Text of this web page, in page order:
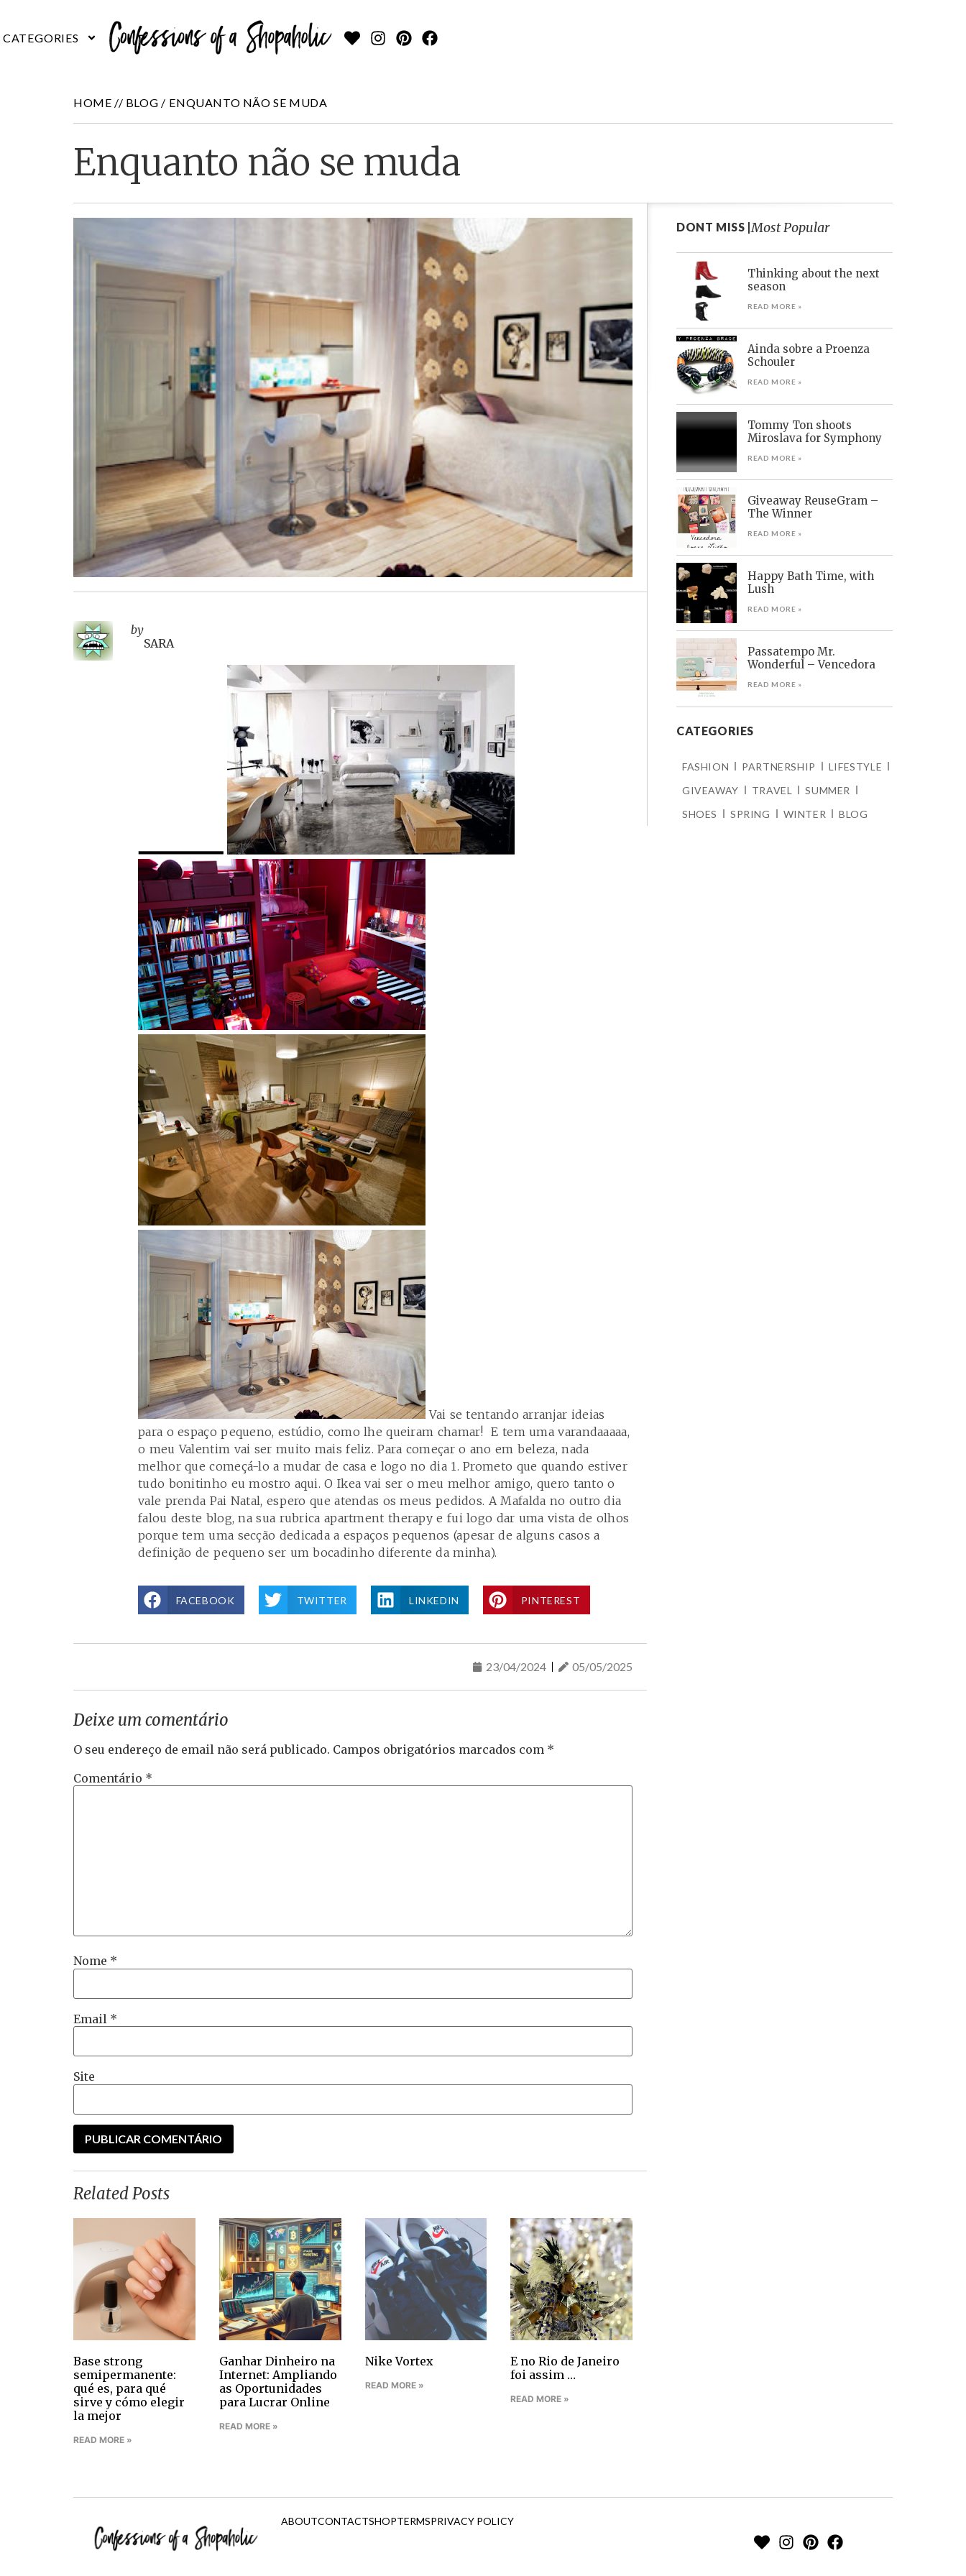
HOME // BLOG / ENQUANTO NÃO SE MUDA
Enquanto não se muda
by
SARA
Vai se tentando arranjar ideias
para o espaço pequeno, estúdio, como lhe queiram chamar! E tem uma varandaaaaa,
o meu Valentim vai ser muito mais feliz. Para começar o ano em beleza, nada
melhor que começá-lo a mudar de casa e logo no dia 1. Prometo que quando estiver
tudo bonitinho eu mostro aqui. O Ikea vai ser o meu melhor amigo, quero tanto o
vale prenda Pai Natal, espero que atendas os meus pedidos. AMafalda no outro dia
falou deste blog, na sua rubrica apartment therapy e fui logo dar uma vista de olhos
porque tem uma secção dedicada a espaços pequenos (apesar de alguns casos a
definição de pequeno ser um bocadinho diferente da minha).
FACEBOOK TWITTER LINKEDIN PINTEREST
23/04/2024 05/05/2025
Deixe um comentário
O seu endereço de email não será publicado. Campos obrigatórios marcados com *
Comentário *
Nome *
Email *
Site
Related Posts
Base strong
semipermanente:
qué es, para qué
sirve y cómo elegir
la mejor
READ MORE »
Ganhar Dinheiro na
Internet: Ampliando
as Oportunidades
para Lucrar Online
READ MORE »
Nike Vortex
READ MORE »
E no Rio de Janeiro
foi assim …
READ MORE »
DONT MISS |Most Popular
Thinking about the next
season
READ MORE »
Ainda sobre a Proenza
Schouler
READ MORE »
Tommy Ton shoots
Miroslava for Symphony
READ MORE »
Giveaway ReuseGram –
The Winner
READ MORE »
Happy Bath Time, with
Lush
READ MORE »
Passatempo Mr.
Wonderful – Vencedora
READ MORE »
CATEGORIES
FASHION PARTNERSHIP
LIFESTYLE
GIVEAWAY
TRAVEL
SUMMER
SHOES
SPRING WINTER BLOG
ABOUTCONTACTSHOPTERMSPRIVACY POLICY